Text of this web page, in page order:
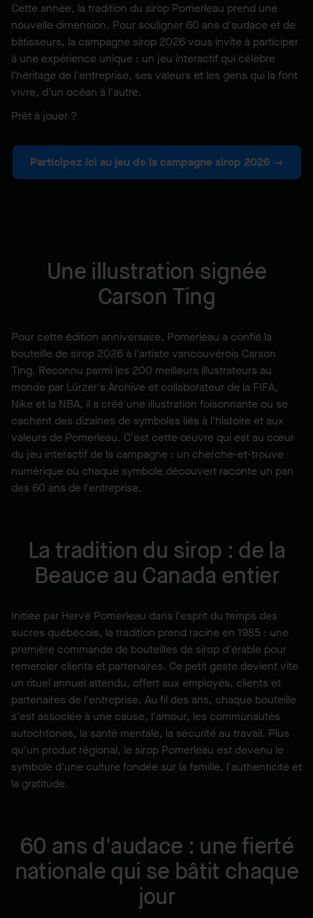
Cette année, la tradition du sirop Pomerleau prend une
nouvelle dimension. Pour souligner 60 ans d'audace et de
bâtisseurs, la campagne sirop 2026 vous invite à participer
à une expérience unique : un jeu interactif qui célèbre
l'héritage de l'entreprise, ses valeurs et les gens qui la font
vivre, d'un océan à l'autre.
Prêt à jouer ?
Participez ici au jeu de la campagne sirop 2026 →
Une illustration signée
Carson Ting
Pour cette édition anniversaire, Pomerleau a confié la
bouteille de sirop 2026 à l'artiste vancouvérois Carson
Ting. Reconnu parmi les 200 meilleurs illustrateurs au
monde par Lürzer's Archive et collaborateur de la FIFA,
Nike et la NBA, il a créé une illustration foisonnante où se
cachent des dizaines de symboles liés à l'histoire et aux
valeurs de Pomerleau. C'est cette œuvre qui est au cœur
du jeu interactif de la campagne : un cherche-et-trouve
numérique où chaque symbole découvert raconte un pan
des 60 ans de l'entreprise.
La tradition du sirop : de la
Beauce au Canada entier
Initiée par Hervé Pomerleau dans l'esprit du temps des
sucres québécois, la tradition prend racine en 1985 : une
première commande de bouteilles de sirop d'érable pour
remercier clients et partenaires. Ce petit geste devient vite
un rituel annuel attendu, offert aux employés, clients et
partenaires de l'entreprise. Au fil des ans, chaque bouteille
s'est associée à une cause, l'amour, les communautés
autochtones, la santé mentale, la sécurité au travail. Plus
qu'un produit régional, le sirop Pomerleau est devenu le
symbole d'une culture fondée sur la famille, l'authenticité et
la gratitude.
60 ans d'audace : une fierté
nationale qui se bâtit chaque
jour